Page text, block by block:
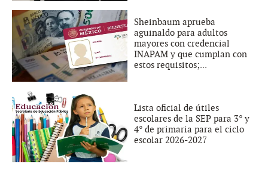
Sheinbaum aprueba
aguinaldo para adultos
mayores con credencial
INAPAM y que cumplan con
estos requisitos;...
Lista oficial de útiles
escolares de la SEP para 3° y
4° de primaria para el ciclo
escolar 2026-2027